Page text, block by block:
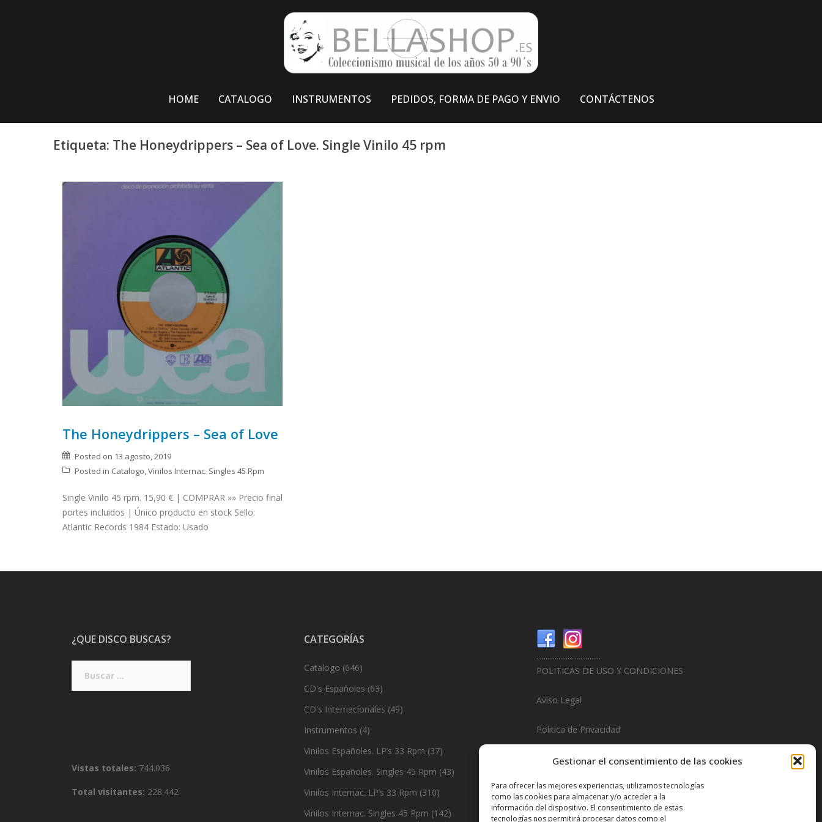
Gestionar el consentimiento de las cookies
Para ofrecer las mejores experiencias, utilizamos tecnologías
como las cookies para almacenar y/o acceder a la
información del dispositivo. El consentimiento de estas
tecnologías nos permitirá procesar datos como el
HOME CATALOGO INSTRUMENTOS PEDIDOS, FORMA DE PAGO Y ENVIO CONTÁCTENOS
Etiqueta: The Honeydrippers – Sea of Love. Single Vinilo 45 rpm
The Honeydrippers – Sea of Love
Posted on 13 agosto, 2019
Posted in Catalogo,Vinilos Internac. Singles 45 Rpm
Single Vinilo 45 rpm. 15,90 € | COMPRAR »» Precio final
portes incluidos | Único producto en stock Sello:
Atlantic Records 1984 Estado: Usado
¿QUE DISCO BUSCAS?
Vistas totales: 744.036
Total visitantes: 228.442
CATEGORÍAS
Catalogo (646)
CD's Españoles (63)
CD's Internacionales (49)
Instrumentos (4)
Vinilos Españoles. LP’s 33 Rpm (37)
Vinilos Españoles. Singles 45 Rpm (43)
Vinilos Internac. LP’s 33 Rpm (310)
Vinilos Internac. Singles 45 Rpm (142)
...................................
POLITICAS DE USO Y CONDICIONES
Aviso Legal
Politica de Privacidad
Politica de Cookies
Design & Promotions ByHitred.com